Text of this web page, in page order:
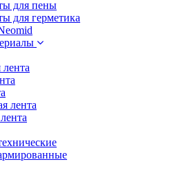
для пены
для герметика
лента